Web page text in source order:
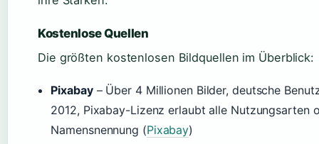
Kostenlose Quellen
Die größten kostenlosen Bildquellen im Überblick:
Pixabay– Über 4 Millionen Bilder, deutsche
2012, Pixabay-Lizenz erlaubt alle Nutzungsarten
Namensnennung (Pixabay)